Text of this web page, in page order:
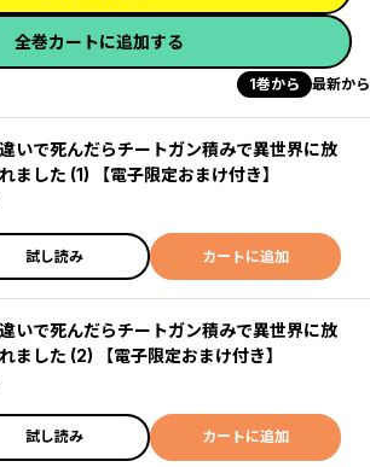
全巻カートに追加する
1巻から 最新から
いで死んだらチートガン積みで異世界に放
ました (1) 【電子限定おまけ付き】
試し読み カートに追加
いで死んだらチートガン積みで異世界に放
ました (2) 【電子限定おまけ付き】
試し読み カートに追加